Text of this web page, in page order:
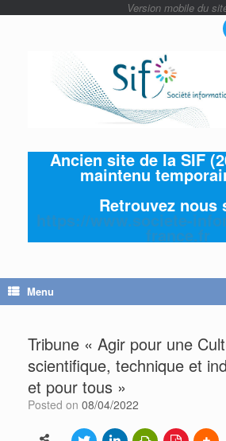
Ancien site de la SIF
maintenu
Retrouvez nous
https://www.societe-
france.fr
Menu
Tribune « Agir pour une
scientifique, technique et
et pour tous »
Posted on 08/04/2022